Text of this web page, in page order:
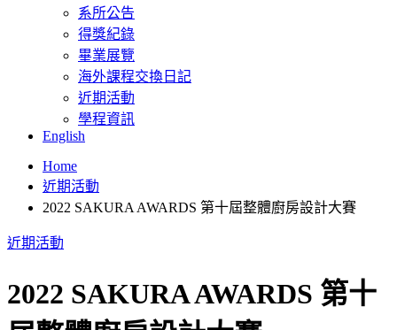
系所公告
得獎紀錄
畢業展覽
海外課程交換日記
近期活動
學程資訊
English
Home
近期活動
2022 SAKURA AWARDS 第十屆整體廚房設計大賽
近期活動
2022 SAKURA AWARDS 第十